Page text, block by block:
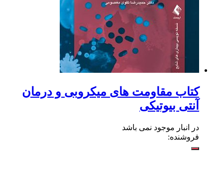
کتاب مقاومت های میکروبی و درمان
آنتی بیوتیکی
در انبار موجود نمی باشد
فروشنده: